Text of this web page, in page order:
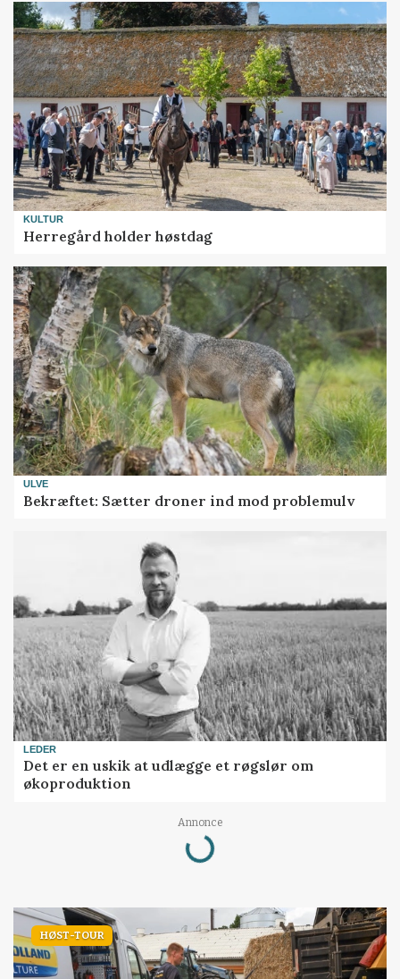
KULTUR
Herregård holder høstdag
ULVE
Bekræftet: Sætter droner ind mod problemulv
LEDER
Det er en uskik at udlægge et røgslør om
økoproduktion
Annonce
Loading...
HØST-TOUR